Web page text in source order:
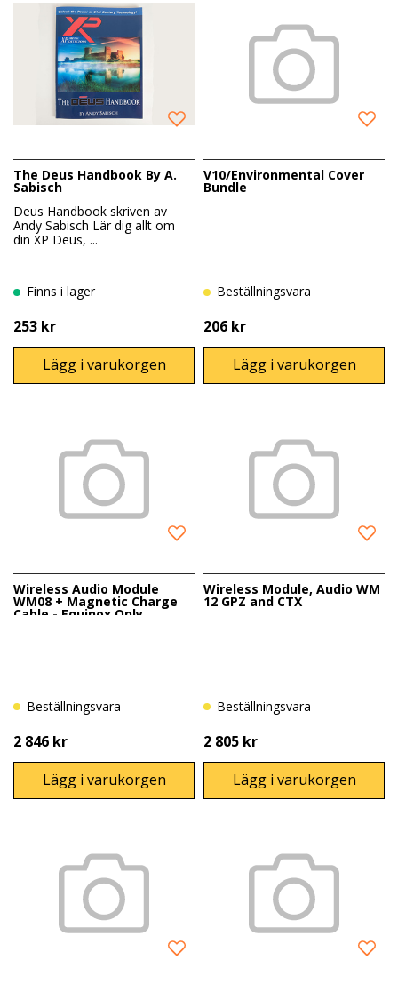
The Deus Handbook By A.
Sabisch
Deus Handbook skriven av
Andy Sabisch Lär dig allt om
din XP Deus, ...
Finns i lager
253 kr
Lägg i varukorgen
V10/Environmental Cover
Bundle
Beställningsvara
206 kr
Lägg i varukorgen
Wireless Audio Module
WM08 + Magnetic Charge
Cable - Equinox Only
Beställningsvara
2 846 kr
Lägg i varukorgen
Wireless Module, Audio WM
12 GPZ and CTX
Beställningsvara
2 805 kr
Lägg i varukorgen